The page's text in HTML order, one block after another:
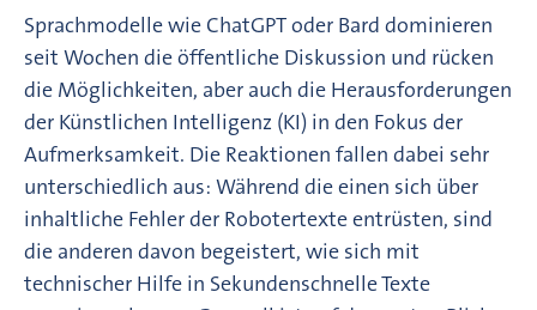
Sprachmodelle wie ChatGPT oder Bard dominieren
seit Wochen die öffentliche Diskussion und rücken
die Möglichkeiten, aber auch die Herausforderungen
der Künstlichen Intelligenz (KI) in den Fokus der
Aufmerksamkeit. Die Reaktionen fallen dabei sehr
unterschiedlich aus: Während die einen sich über
inhaltliche Fehler der Robotertexte entrüsten, sind
die anderen davon begeistert, wie sich mit
technischer Hilfe in Sekundenschnelle Texte